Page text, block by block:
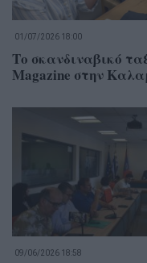
01/07/2026 18:00
Το σκανδιναβικό
Magazine στην
09/06/2026 18:58